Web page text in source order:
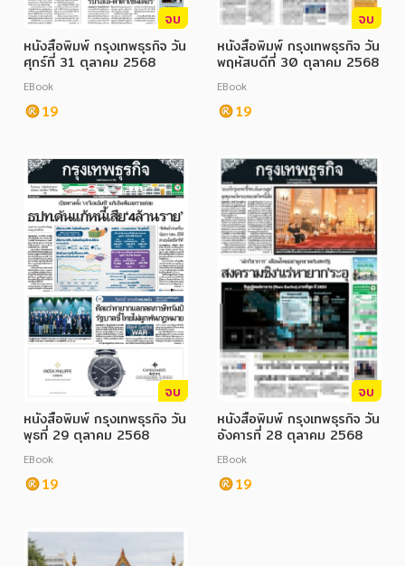
จบ
หนังสือพิมพ์ กรุงเทพธุรกิจ วัน
ศุกร์ที่ 31 ตุลาคม 2568
EBook
19
จบ
หนังสือพิมพ์ กรุงเทพธุรกิจ วัน
พฤหัสบดีที่ 30 ตุลาคม 2568
EBook
19
จบ
หนังสือพิมพ์ กรุงเทพธุรกิจ วัน
พุธที่ 29 ตุลาคม 2568
EBook
19
จบ
หนังสือพิมพ์ กรุงเทพธุรกิจ วัน
อังคารที่ 28 ตุลาคม 2568
EBook
19